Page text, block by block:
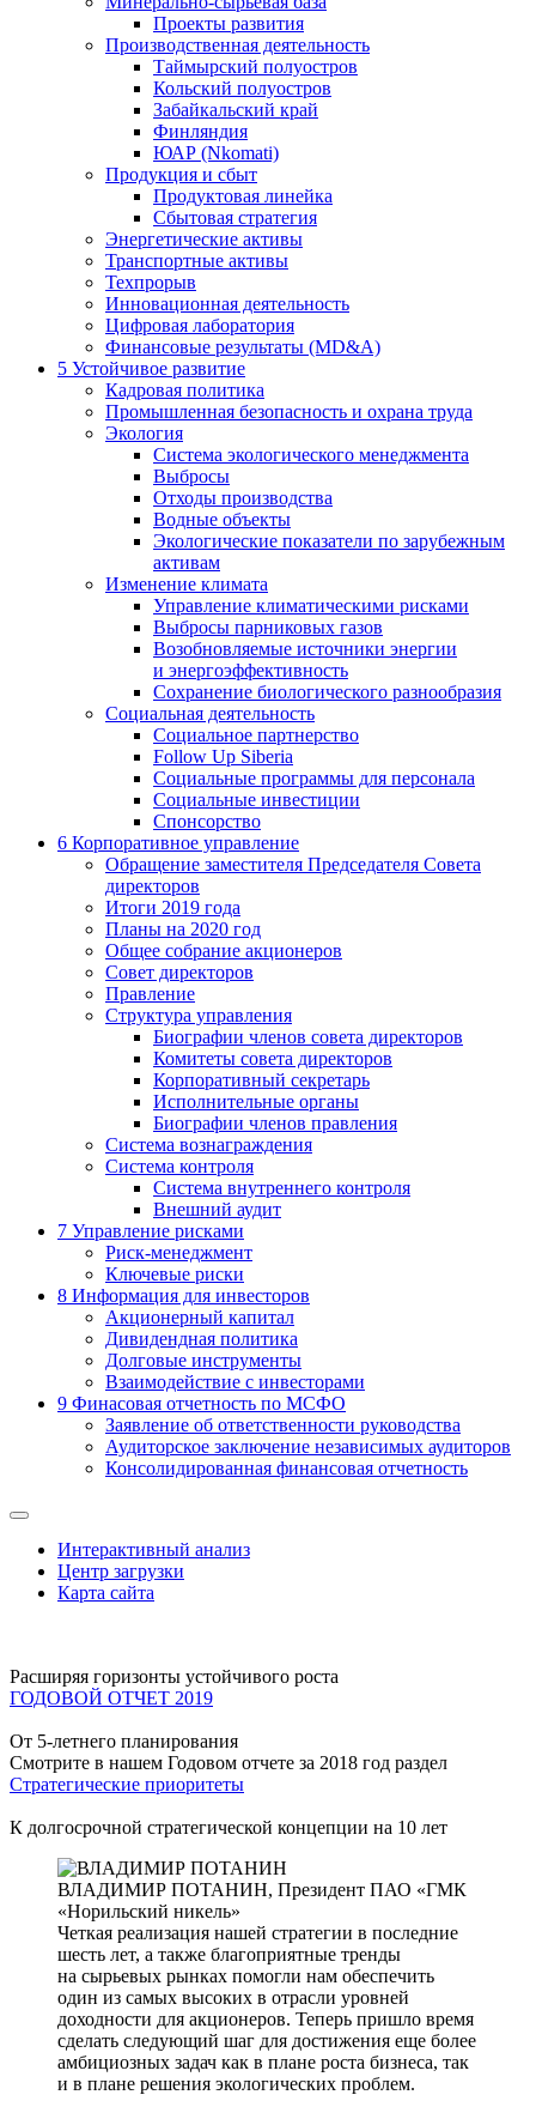
Проекты развития
Производственная деятельность
Таймырский полуостров
Кольский полуостров
Забайкальский край
Финляндия
ЮАР (Nkomati)
Продукция и сбыт
Продуктовая линейка
Сбытовая стратегия
Энергетические активы
Транспортные активы
Техпрорыв
Инновационная деятельность
Цифровая лаборатория
Финансовые результаты (MD&A)
5 Устойчивое развитие
Кадровая политика
Промышленная безопасность и охрана труда
Экология
Система экологического менеджмента
Выбросы
Отходы производства
Водные объекты
Экологические показатели по зарубежным
активам
Изменение климата
Управление климатическими рисками
Выбросы парниковых газов
Возобновляемые источники энергии
и энергоэффективность
Сохранение биологического разнообразия
Социальная деятельность
Социальное партнерство
Follow Up Siberia
Социальные программы для персонала
Социальные инвестиции
Спонсорство
6 Корпоративное управление
Обращение заместителя Председателя Совета
директоров
Итоги 2019 года
Планы на 2020 год
Общее собрание акционеров
Совет директоров
Правление
Структура управления
Биографии членов совета директоров
Комитеты совета директоров
Корпоративный секретарь
Исполнительные органы
Биографии членов правления
Система вознаграждения
Система контроля
Система внутреннего контроля
Внешний аудит
7 Управление рисками
Риск-менеджмент
Ключевые риски
8 Информация для инвесторов
Акционерный капитал
Дивидендная политика
Долговые инструменты
Взаимодействие с инвеcторами
9 Финасовая отчетность по МСФО
Заявление об ответственности руководства
Аудиторское заключение независимых аудиторов
Консолидированная финансовая отчетность
Интерактивный анализ
Центр загрузки
Карта сайта
Расширяя горизонты устойчивого роста
ГОДОВОЙ ОТЧЕТ 2019
От 5-летнего планирования
Смотрите в нашем Годовом отчете за 2018 год раздел
Стратегические приоритеты
К долгосрочной стратегической концепции на 10 лет
ВЛАДИМИР ПОТАНИН, Президент ПАО «ГМК
«Норильский никель»
Четкая реализация нашей стратегии в последние
шесть лет, а также благоприятные тренды
на сырьевых рынках помогли нам обеспечить
один из самых высоких в отрасли уровней
доходности для акционеров. Теперь пришло время
сделать следующий шаг для достижения еще более
амбициозных задач как в плане роста бизнеса, так
и в плане решения экологических проблем.